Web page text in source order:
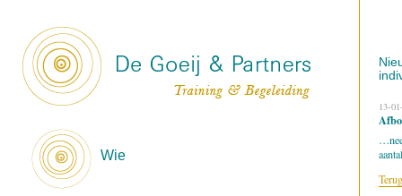
Wie
13-